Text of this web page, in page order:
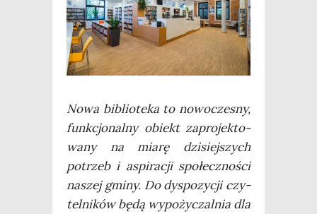
Nowa biblio­te­ka to nowo­cze­sny,
funk­cjo­nal­ny obiekt zapro­jek­to­
wa­ny na mia­rę dzi­siej­szych
potrzeb i aspi­ra­cji spo­łecz­no­ści
naszej gmi­ny. Do dys­po­zy­cji czy­
tel­ni­ków będą wypo­ży­czal­nia dla